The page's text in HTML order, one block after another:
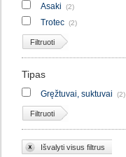
Asaki (2)
Trotec (2)
Filtruoti
Tipas
Gręžtuvai, suktuvai (2)
Filtruoti
Išvalyti visus filtrus